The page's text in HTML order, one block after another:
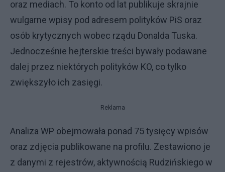
oraz mediach. To konto od lat publikuje skrajnie
wulgarne wpisy pod adresem polityków PiS oraz
osób krytycznych wobec rządu Donalda Tuska.
Jednocześnie hejterskie treści bywały podawane
dalej przez niektórych polityków KO, co tylko
zwiększyło ich zasięgi.
Reklama
Analiza WP obejmowała ponad 75 tysięcy wpisów
oraz zdjęcia publikowane na profilu. Zestawiono je
z danymi z rejestrów, aktywnością Rudzińskiego w